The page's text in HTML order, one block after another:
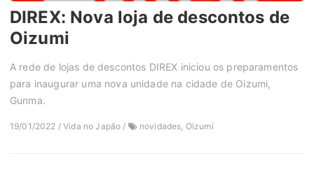
DIREX: Nova loja de descontos de
Oizumi
A rede de lojas de descontos DIREX iniciou os preparamentos
para inaugurar uma nova unidade na cidade de Oizumi,
Gunma.
19/01/2022 / Vida no Japão / novidades, Oizumi